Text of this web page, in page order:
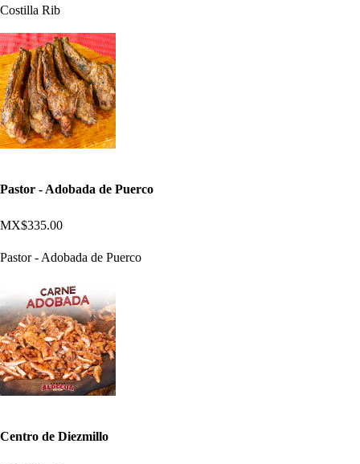
Costilla Rib
Pastor - Adobada de Puerco
MX$335.00
Pastor - Adobada de Puerco
Centro de Diezmillo